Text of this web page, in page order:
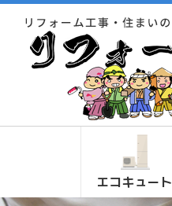
エコキュート